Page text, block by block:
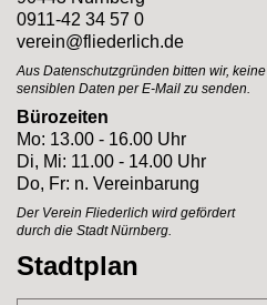
0911-42 34 57 0
verein@fliederlich.de
Aus Datenschutzgründen bitten wir, keine
sensiblen Daten per E-Mail zu senden.
Bürozeiten
Mo: 13.00 - 16.00 Uhr
Di, Mi: 11.00 - 14.00 Uhr
Do, Fr: n. Vereinbarung
Der Verein Fliederlich wird gefördert
durch die Stadt Nürnberg.
Stadtplan